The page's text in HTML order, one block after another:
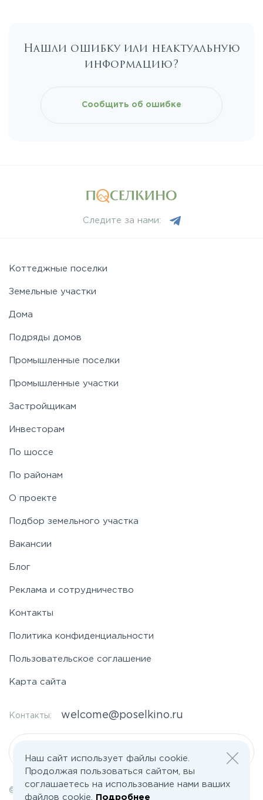
Каширское
Новорижское
Носовихинское
Рогачёвское
Таракановское
Щелковское
Нашли ошибку или неактуальную
информацию?
Сообщить об ошибке
Следите за нами:
Коттеджные поселки
Земельные участки
Дома
Подряды домов
Промышленные поселки
Промышленные участки
Застройщикам
Инвесторам
По шоссе
По районам
О проекте
Подбор земельного участка
Вакансии
Блог
Реклама и сотрудничество
Контакты
Политика конфиденциальности
Пользовательское соглашение
Карта сайта
Контакты: welcome@poselkino.ru
© 2026 Все права защищены | poselkino.ru
Наш сайт использует файлы cookie.
Продолжая пользоваться сайтом, вы
соглашаетесь на использование нами ваших
файлов cookie.
Подробнее